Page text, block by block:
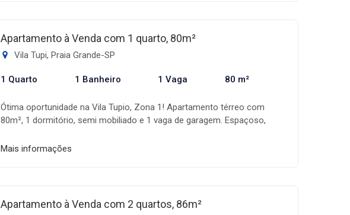
Apartamento à Venda com 1 quarto, 80m²
Vila Tupi, Praia Grande-SP
1 Quarto 1 Banheiro 1 Vaga 80 m²
Ótima oportunidade na Vila Tupio, Zona 1! Apartamento térreo com
80m², 1 dormitório, semi mobiliado e 1 vaga de garagem. Espaçoso,
dia a dia como padaria, mercado e farmácia. Ideal para morar com
Mais informações
Apartamento à Venda com 2 quartos, 86m²